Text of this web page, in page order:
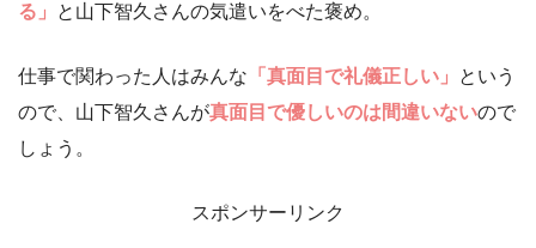
る」
と山下智久さんの気遣いをべた褒め。
仕事で関わった人はみんな 「真面目で礼儀正しい」
という
ので、山下智久さんが真面目で優しいのは間違いないので
しょう。
スポンサーリンク